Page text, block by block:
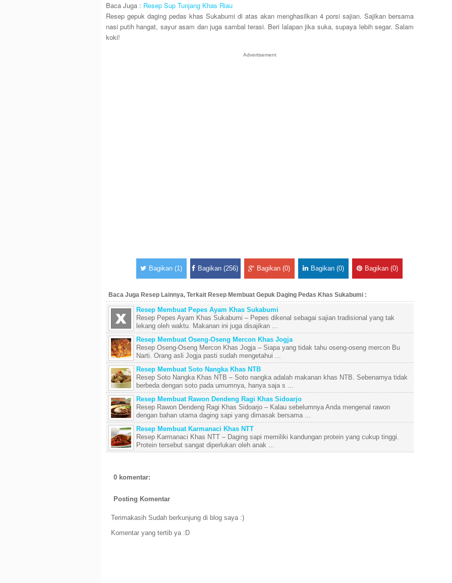
Baca Juga : Resep Sup Tunjang Khas Riau
Resep gepuk daging pedas khas Sukabumi di atas akan menghasilkan 4 porsi sajian. Sajikan bersama
nasi putih hangat, sayur asam dan juga sambal terasi. Beri lalapan jika suka, supaya lebih segar. Salam
koki!
Advertisement
Bagikan (1) Bagikan (256) Bagikan (0) Bagikan (0) Bagikan (0)
Baca Juga Resep Lainnya, Terkait Resep Membuat Gepuk Daging Pedas Khas Sukabumi :
Resep Membuat Pepes Ayam Khas Sukabumi
Resep Pepes Ayam Khas Sukabumi – Pepes dikenal sebagai sajian tradisional yang tak
lekang oleh waktu. Makanan ini juga disajikan ...
Resep Membuat Oseng-Oseng Mercon Khas Jogja
Resep Oseng-Oseng Mercon Khas Jogja – Siapa yang tidak tahu oseng-oseng mercon Bu
Narti. Orang asli Jogja pasti sudah mengetahui ...
Resep Membuat Soto Nangka Khas NTB
Resep Soto Nangka Khas NTB – Soto nangka adalah makanan khas NTB. Sebenarnya tidak
berbeda dengan soto pada umumnya, hanya saja s ...
Resep Membuat Rawon Dendeng Ragi Khas Sidoarjo
Resep Rawon Dendeng Ragi Khas Sidoarjo – Kalau sebelumnya Anda mengenal rawon
dengan bahan utama daging sapi yang dimasak bersama ...
Resep Membuat Karmanaci Khas NTT
Resep Karmanaci Khas NTT – Daging sapi memiliki kandungan protein yang cukup tinggi.
Protein tersebut sangat diperlukan oleh anak ...
0 komentar:
Posting Komentar
Terimakasih Sudah berkunjung di blog saya :)
Komentar yang tertib ya :D